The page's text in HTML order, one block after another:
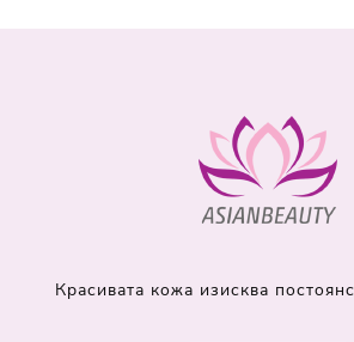
Красивата кожа изисква